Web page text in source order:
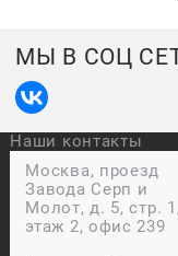
МЫ В СОЦ
Наши контакты
Москва, проезд
Завода Серп и
Молот, д. 5, стр. 1,
этаж 2, офис 239